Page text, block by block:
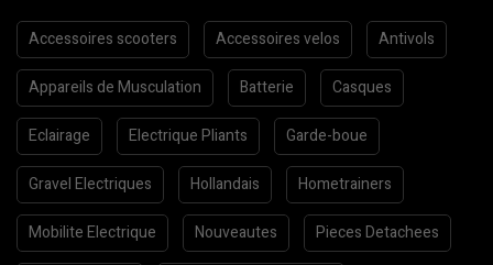
Accessoires scooters Accessoires velos Antivols
Appareils de Musculation Batterie Casques
Eclairage Electrique Pliants Garde-boue
Gravel Electriques Hollandais Hometrainers
Mobilite Electrique Nouveautes Pieces Detachees